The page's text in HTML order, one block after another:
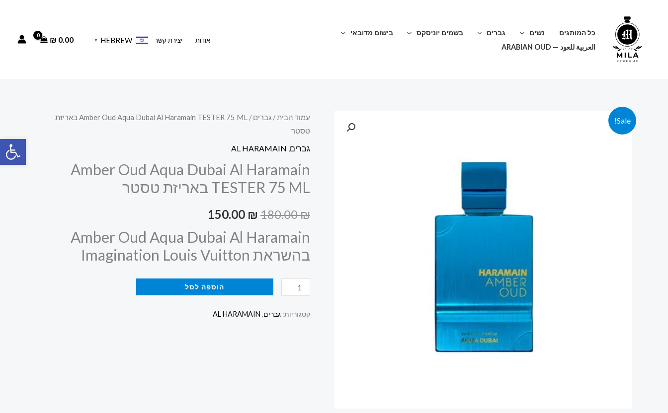
פתח
כל המותגים נשים גברים בשמים יוניסקס
בישום מדובאי
العربية للعود — ARABIAN OUD
אודות יצירת קשר HEBREW
▼
0.00
₪
Sale! עמוד הבית/ גברים
/ Amber Oud Aqua Dubai Al Haramain TESTER 75 ML באריזת
טסטר
גברים,
AL HARAMAIN
Amber Oud Aqua Dubai Al Haramain
TESTER 75 ML באריזת טסטר
180.00₪
המחיר
המקורי
היה:
180.00 ₪.
150.00 ₪
המחיר
הוא:
150.00 ₪.
Amber Oud Aqua Dubai Al Haramain
בהשראת Imagination Louis Vuitton
כמות
של
Amber
Aqua
Dubai
Haramain
TESTER
ML
טסטר
הוספה לסל
קטגוריות: גברים,
AL HARAMAIN